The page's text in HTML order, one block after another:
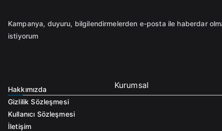
Kampanya, duyuru, bilgilendirmelerden e-posta ile haberdar
istiyorum
Kurumsal
Hakkımızda
Gizlilik Sözleşmesi
Kullanıcı Sözleşmesi
İletişim